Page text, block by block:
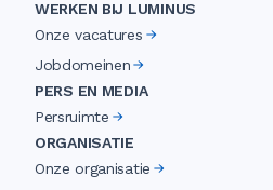
WERKEN BIJ LUMINUS
Onze vacatures
Jobdomeinen
PERS EN MEDIA
Persruimte
ORGANISATIE
Onze organisatie